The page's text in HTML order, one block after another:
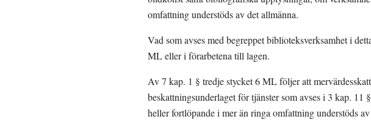
omfattning understöds av det allmänna.
Vad som avses med begreppet biblioteksverksamhet i
ML eller i förarbetena till lagen.
Av 7 kap. 1 § tredje stycket 6 ML följer att
beskattningsunderlaget för tjänster som avses i 3 kap. 11
heller fortlöpande i mer än ringa omfattning understöds